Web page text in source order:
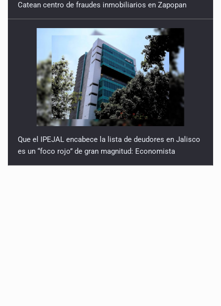
Catean centro de fraudes inmobiliarios en Zapopan
Que el IPEJAL encabece la lista de deudores en Jalisco
es un “foco rojo” de gran magnitud: Economista